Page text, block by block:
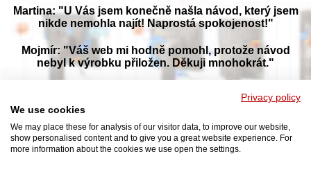
Martina: "U Vás jsem konečně našla návod, který jsem
nikde nemohla najít! Naprostá spokojenost!"
Mojmír: "Váš web mi hodně pomohl, protože návod
nebyl k výrobku přiložen. Děkuji mnohokrát."
Prohlížejte návody k obsluze v češtine v naší online knihovně, manuály a
Privacy policy
We use cookies
We may place these for analysis of our visitor data, to improve our website,
show personalised content and to give you a great website experience. For
more information about the cookies we use open the settings.